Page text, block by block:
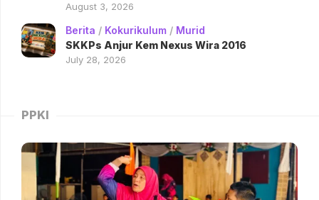
August 3, 2026
Berita / Kokurikulum / Murid
SKKPs Anjur Kem Nexus Wira 2016
July 28, 2026
PPKI